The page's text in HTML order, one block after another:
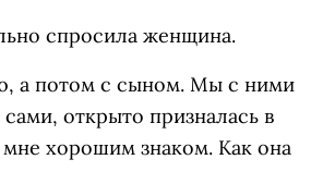
спросила женщина.
а потом с сыном. Мы с ними
открыто призналась в
мне хорошим знаком. Как она